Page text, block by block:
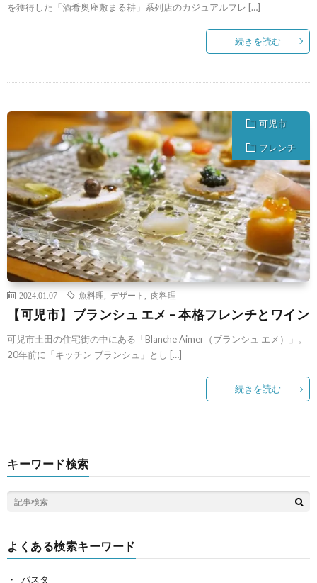
を獲得した「酒肴奥座敷まる耕」系列店のカジュアルフレ […]
続きを読む
可児市
フレンチ
2024.01.07 魚料理 デザート 肉料理
【可児市】ブランシュ エメ – 本格フレンチとワイン
可児市土田の住宅街の中にある「Blanche Aimer（ブランシュ エメ）」。
20年前に「キッチン ブランシュ」とし […]
続きを読む
キーワード検索
よくある検索キーワード
パスタ